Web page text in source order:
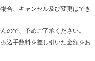
合、キャンセル及び変更はでき
ので、予めご了承ください。
込手数料を差し引いた金額をお